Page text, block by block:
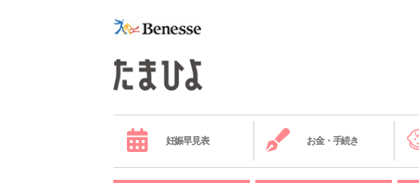
妊娠早見表 お金・手続き